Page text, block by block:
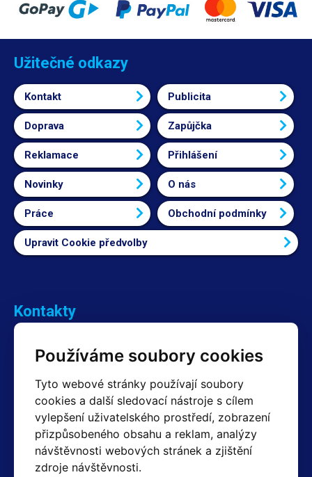
Používáme soubory cookies
Tyto webové stránky používají soubory
cookies a další sledovací nástroje s cílem
vylepšení uživatelského prostředí, zobrazení
přizpůsobeného obsahu a reklam, analýzy
návštěvnosti webových stránek a zjištění
zdroje návštěvnosti.
Užitečné odkazy
Kontakt Publicita
Doprava Zapůjčka
Reklamace Přihlášení
Novinky O nás
Práce Obchodní podmínky
Upravit Cookie předvolby
Kontakty
+420 603 357 606 +420 605 234 204
Fakturační a expediční oddělení
+420 605 259 759 (Po–Pá: 7:30 – 15:00)
Technické oddělení
+420 603 355 085 (Po–Pá: 8:00 – 16:00)
servis@hotair.cz